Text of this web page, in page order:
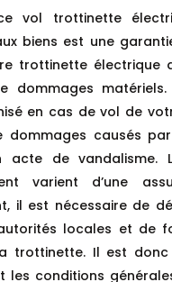
vol trottinette
biens est une
trottinette électrique
dommages matériels.
en cas de vol de
dommages causés
acte de vandalisme.
varient d’une
il est nécessaire de
locales et de
trottinette. Il est
les conditions